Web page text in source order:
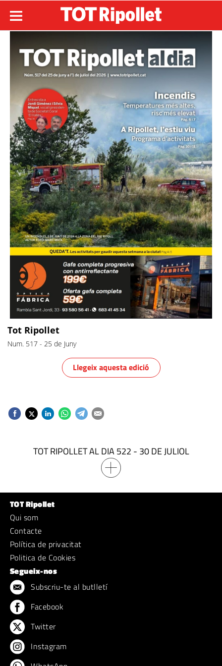
Tot Ripollet
Num. 517 - 25 de Juny
Llegeix aquesta edició
TOT RIPOLLET AL DIA 522 - 30 DE JULIOL
TOT Ripollet
Qui som
Contacte
Política de privacitat
Politica de Cookies
Segueix-nos
Subscriu-te al butlletí
Facebook
Twitter
Instagram